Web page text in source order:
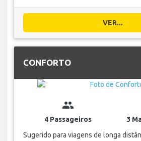
VER...
CONFORTO
group
4 Passageiros
3
Sugerido para viagens de longa